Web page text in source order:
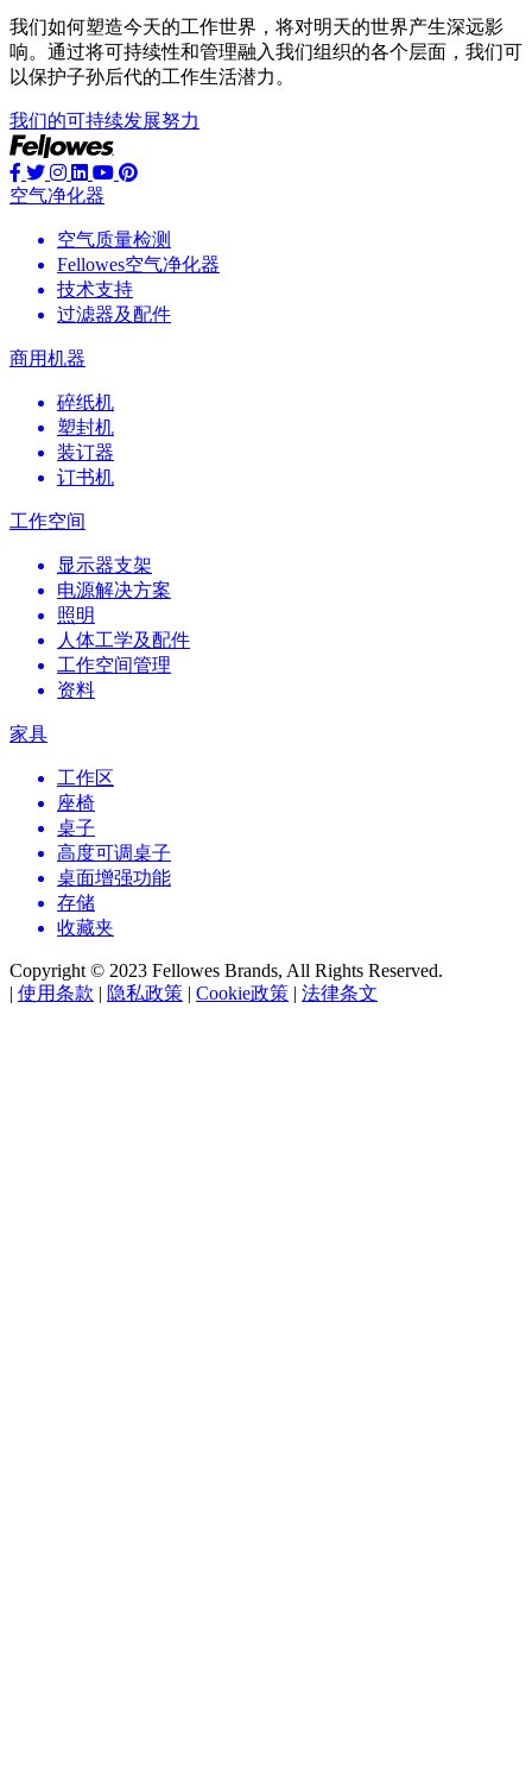
我们如何塑造今天的工作世界，将对明天的世界产生深远影
响。通过将可持续性和管理融入我们组织的各个层面，我们可
以保护子孙后代的工作生活潜力。
我们的可持续发展努力
空气净化器
空气质量检测
Fellowes空气净化器
技术支持
过滤器及配件
商用机器
碎纸机
塑封机
装订器
订书机
工作空间
显示器支架
电源解决方案
照明
人体工学及配件
工作空间管理
资料
家具
工作区
座椅
桌子
高度可调桌子
桌面增强功能
存储
收藏夹
Copyright © 2023 Fellowes Brands, All Rights Reserved.
| 使用条款 | 隐私政策 | Cookie政策 | 法律条文